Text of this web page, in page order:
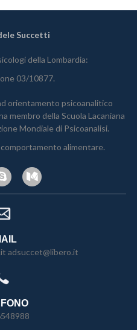
Succetti
della Lombardia:
03/10877.
orientamento psicoanalitico
membro della Scuola Lacaniana
Mondiale di Psicoanalisi.
alimentare.
adsuccet@libero.it